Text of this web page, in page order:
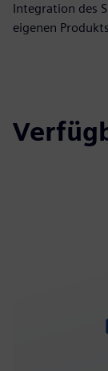
Integration des
eigenen Produkts